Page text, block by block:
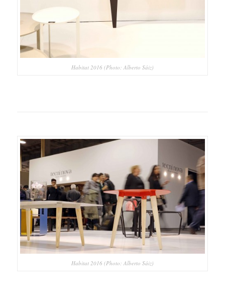
Habitat 2016 (Photo: Alberto Sáiz)
Habitat 2016 (Photo: Alberto Sáiz)